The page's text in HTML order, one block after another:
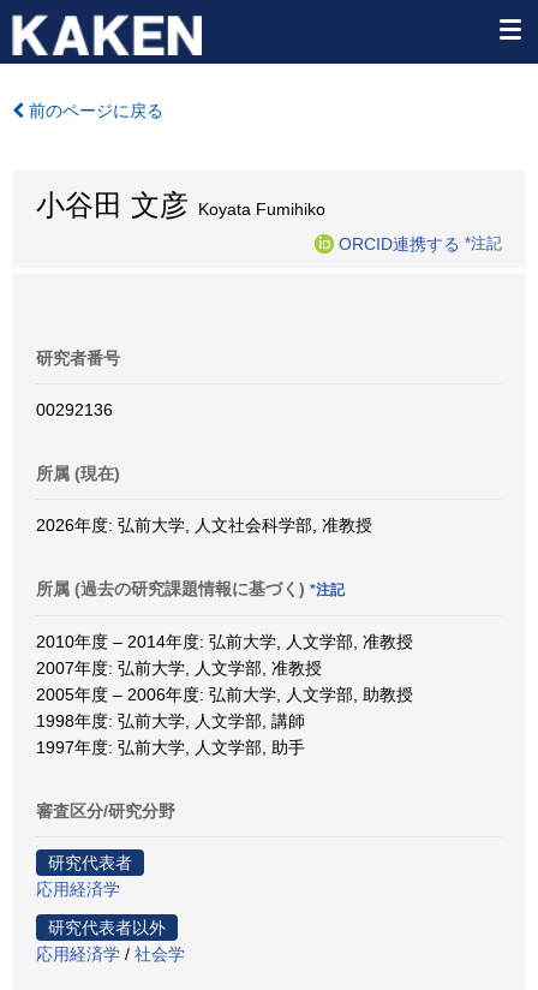
前のページに戻る
小谷田 文彦 Koyata Fumihiko
ORCID連携する *注記
研究者番号
00292136
所属 (現在)
2026年度: 弘前大学, 人文社会科学部, 准教授
所属 (過去の研究課題情報に基づく) *注記
2010年度 – 2014年度: 弘前大学, 人文学部, 准教授
2007年度: 弘前大学, 人文学部, 准教授
2005年度 – 2006年度: 弘前大学, 人文学部, 助教授
1998年度: 弘前大学, 人文学部, 講師
1997年度: 弘前大学, 人文学部, 助手
審査区分/研究分野
研究代表者
応用経済学
研究代表者以外
応用経済学 / 社会学